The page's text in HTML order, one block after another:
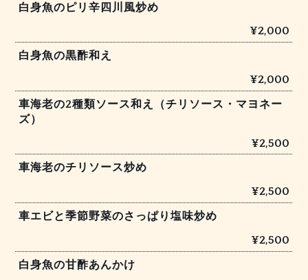
白身魚のピリ辛四川風炒め
¥2,000
白身魚の黒酢和え
¥2,000
車海老の2種類ソース和え（チリソース・マヨネー
ズ）
¥2,500
車海老のチリソース炒め
¥2,500
車エビと季節野菜のさっぱり塩味炒め
¥2,500
白身魚の甘酢あんかけ